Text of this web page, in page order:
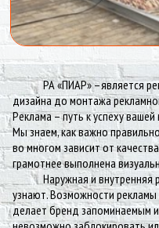
РА «ПИАР» –является
дизайна до монтажа
Реклама – путь к успеху
Мы знаем, как важно
во многом зависит от
грамотнее выполнена
Наружная и внутренняя
узнают. Возможности
делает бренд запоминаемым